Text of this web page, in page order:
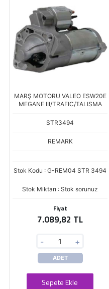
MARŞ MOTORU VALEO ESW20E
MEGANE III/TRAFIC/TALISMA
STR3494
REMARK
Stok Kodu : G-REM04 STR 3494
Stok Miktarı : Stok sorunuz
Fiyat
7.089,82 TL
- +
ADET
Sepete Ekle